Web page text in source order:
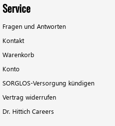
Service
Fragen und Antworten
Kontakt
Warenkorb
Konto
SORGLOS-Versorgung kündigen
Vertrag widerrufen
Dr. Hittich Careers